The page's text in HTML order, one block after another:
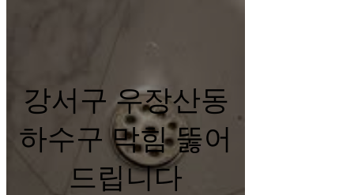
강서구 우장산동
하수구 막힘 뚫어
드립니다